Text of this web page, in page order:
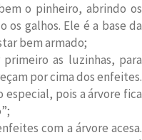
o pinheiro, abrindo os
os galhos. Ele é a base da
bem armado;
as luzinhas, para
por cima dos enfeites.
pois a árvore fica
com a árvore acesa.